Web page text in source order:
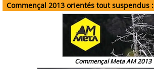
Commençal 2013 orientés tout suspendus :
Commençal Meta AM 2013